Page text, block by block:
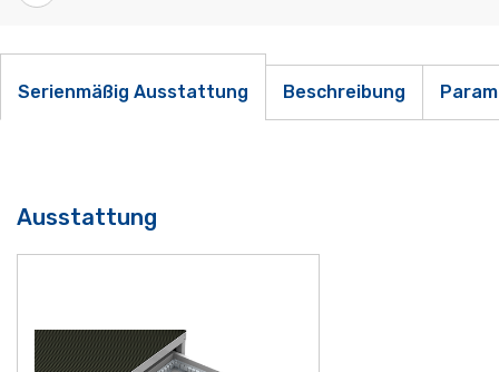
Serienmäßig Ausstattung Beschreibung
Ausstattung